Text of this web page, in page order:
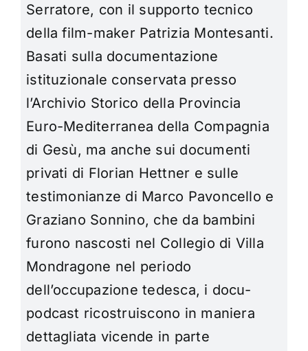
Serratore, con il supporto tecnico
della film-maker Patrizia Montesanti.
Basati sulla documentazione
istituzionale conservata presso
l’Archivio Storico della Provincia
Euro-Mediterranea della Compagnia
di Gesù, ma anche sui documenti
privati di Florian Hettner e sulle
testimonianze di Marco Pavoncello e
Graziano Sonnino, che da bambini
furono nascosti nel Collegio di Villa
Mondragone nel periodo
dell’occupazione tedesca, i docu-
podcast ricostruiscono in maniera
dettagliata vicende in parte